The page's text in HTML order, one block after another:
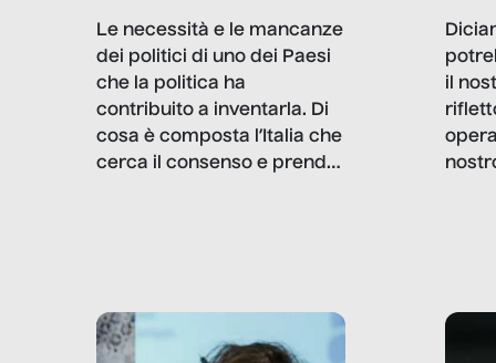
Le necessità e le mancanze
dei politici di uno dei Paesi
che la politica ha
contribuito a inventarla. Di
cosa è composta l’Italia che
cerca il consenso e prende
il